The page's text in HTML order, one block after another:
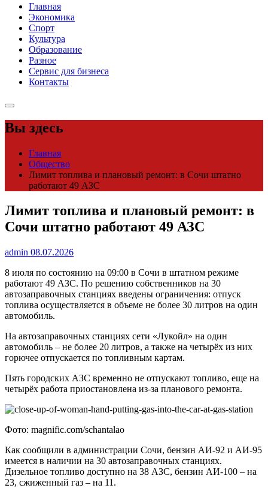
Главная
Экономика
Спорт
Культура
Образование
Разное
Сервис для бизнеса
Контакты
Вы здесь
Главная
Общество
Лимит топлива и плановый ремонт: в Сочи штатно
работают 49 АЗС
Лимит топлива и плановый ремонт: в
Сочи штатно работают 49 АЗС
admin 08.07.2026
8 июля по состоянию на 09:00 в Сочи в штатном режиме
работают 49 АЗС. По решению собственников на 30
автозаправочных станциях введены ограничения: отпуск
топлива осуществляется в объеме не более 30 литров на один
автомобиль.
На автозаправочных станциях сети «Лукойл» на один
автомобиль – не более 20 литров, а также на четырёх из них
горючее отпускается по топливным картам.
Пять городских АЗС временно не отпускают топливо, еще на
четырёх работа приостановлена из-за планового ремонта.
Фото: magnific.com/schantalao
Как сообщили в администрации Сочи, бензин АИ-92 и АИ-95
имеется в наличии на 30 автозаправочных станциях.
Дизельное топливо доступно на 38 АЗС, бензин АИ-100 – на
23, сжиженный газ – на 11.